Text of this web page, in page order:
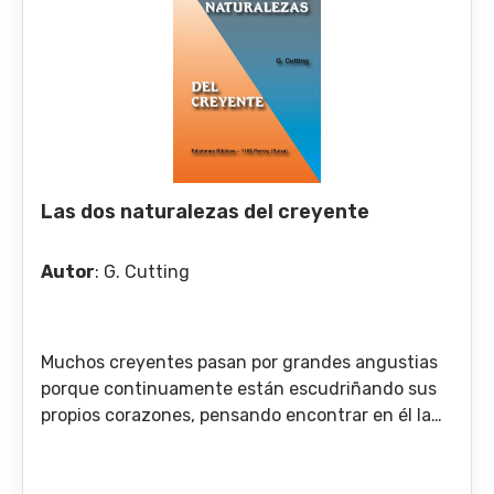
por el otro». Vamos, pues, a examinar nosotros la
cuestión de la salvación por los dos lados, y al
final llamaré la atención de ustedes acerca de
algunos textos de la Escritura que tratan de este
asunto y que muy a menudo son mal
interpretados por los creyentes.
Las dos naturalezas del creyente
Autor: G. Cutting
Muchos creyentes pasan por grandes angustias
porque continuamente están escudriñando sus
propios corazones, pensando encontrar en él la